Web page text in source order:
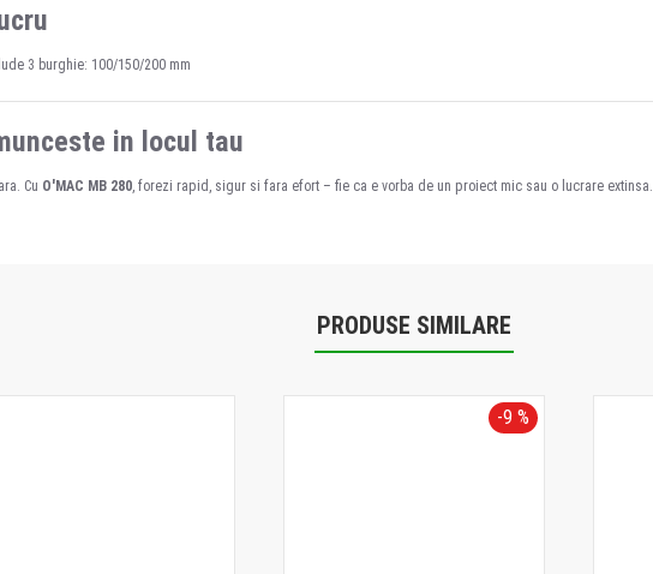
3 burghie: 100/150/200 mm
in locul tau
Cu O'MAC MB 280, forezi rapid, sigur si fara efort – fie ca e vorba de un proiect mic sau o lucrare extinsa.
PRODUSE SIMILARE
-9 %